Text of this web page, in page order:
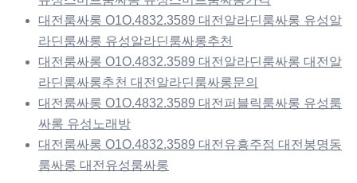
대전룸싸롱 O1O.4832.3589 대전알라딘룸싸롱 유성알
라딘룸싸롱 유성알라딘룸싸롱추천
대전룸싸롱 O1O.4832.3589 대전알라딘룸싸롱 대전알
라딘룸싸롱추천 대전알라딘룸싸롱문의
대전룸싸롱 O1O.4832.3589 대전퍼블릭룸싸롱 유성룸
싸롱 유성노래방
대전룸싸롱 O1O.4832.3589 대전유흥주점 대전봉명동
룸싸롱 대전유성룸싸롱